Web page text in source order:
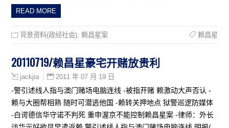
READ MORE
背景资料(政经社会) ,赖昌星案 赖昌星
20110719/赖昌星豪宅开赌放贵利
jackjia 2011 年 07 月 19 日
-警引述线人指与澳门赌场电脑连线 -被指开赌 赖激动大声否认 -
赖与大圈帮相熟 随时可潜逃他国 -赖转关押地点 狱警巡逻防媒体
-白谔德信华守诺不判死 重申渥京不能控制赖昌星案 -律师：外长